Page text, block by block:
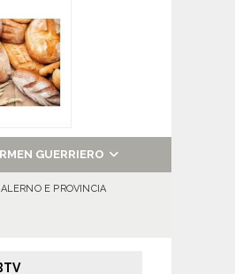
GUERRIERO
E PROVINCIA